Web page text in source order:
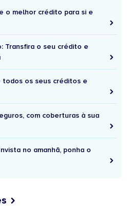
o melhor crédito para si e
Transfira o seu crédito e
os seus créditos e
com coberturas à sua
no amanhã, ponha o